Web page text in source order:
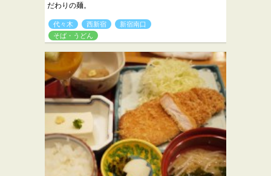
だわりの麺。
代々木 西新宿
新宿南口
そば・うどん